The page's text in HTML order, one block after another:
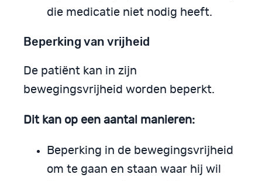
die medicatie niet nodig heeft.
Beperking van vrijheid
De patiënt kan in zijn
bewegingsvrijheid worden beperkt.
Dit kan op een aantal manieren:
Beperking in de bewegingsvrijheid
om te gaan en staan waar hij wil